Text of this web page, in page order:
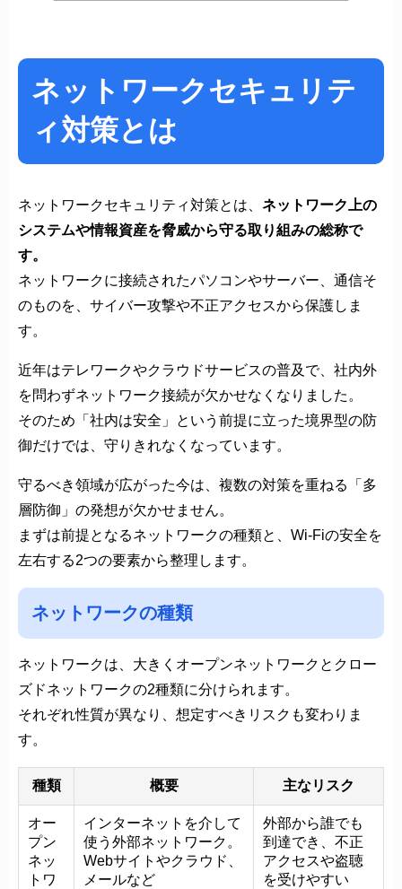
ネットワークセキュリテ
ィ対策とは
ネットワークセキュリティ対策とは、 ネットワーク上の
システムや情報資産を脅威から守る取り組みの総称で
す。
ネットワークに接続されたパソコンやサーバー、通信そ
のものを、サイバー攻撃や不正アクセスから保護しま
す。
近年はテレワークやクラウドサービスの普及で、社内外
を問わずネットワーク接続が欠かせなくなりました。
そのため「社内は安全」という前提に立った境界型の防
御だけでは、守りきれなくなっています。
守るべき領域が広がった今は、複数の対策を重ねる「多
層防御」の発想が欠かせません。
まずは前提となるネットワークの種類と、Wi-Fiの安全を
左右する2つの要素から整理します。
ネットワークの種類
ネットワークは、大きくオープンネットワークとクロー
ズドネットワークの2種類に分けられます。
それぞれ性質が異なり、想定すべきリスクも変わりま
す。
種類 概要 主なリスク
オー
プン
ネッ
トワ
インターネットを介して
使う外部ネットワーク。
Webサイトやクラウド、
メールなど
外部から誰でも
到達でき、不正
アクセスや盗聴
を受けやすい